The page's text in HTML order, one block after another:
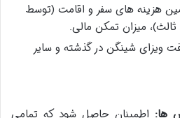
هزینه های سفر و اقامت (توسط
میزان تمکن مالی.
ویزای شینگن در گذشته و سایر
ها: اطمینان حاصل شود که تمامی